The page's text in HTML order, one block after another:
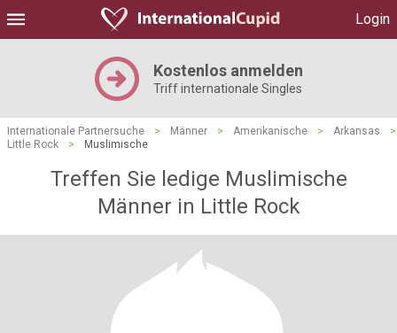
Login
Kostenlos anmelden
Triff internationale Singles
Internationale Partnersuche > Männer > Amerikanische > Arkansas
>
Little Rock
> Muslimische
Treffen Sie ledige Muslimische
Männer in Little Rock